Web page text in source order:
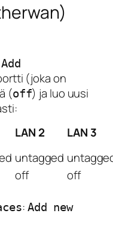
Add
(joka on
(off) ja luo uusi
LAN 2
LAN 3
untagged
off off
: Add new